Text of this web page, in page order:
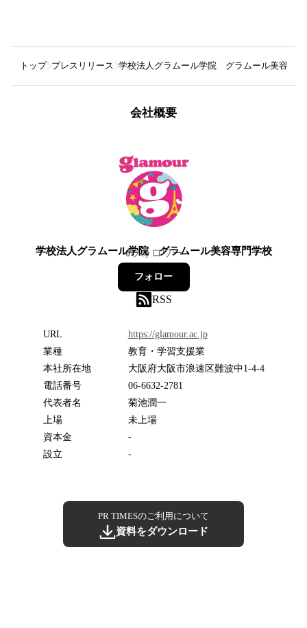
トップ プレスリリース 学校法人グラムール学院 グラムール美容専門
会社概要
学校法人グラムール学院 グラムール美容専門学校
0フォロワー
フォロー
RSS
URL
https://glamour.ac.jp
業種
教育・学習支援業
本社所在地
大阪府大阪市浪速区難波中1-4-4
電話番号
06-6632-2781
代表者名
菊池潤一
上場
未上場
資本金
-
設立
-
PR TIMESのご利用について
資料をダウンロード